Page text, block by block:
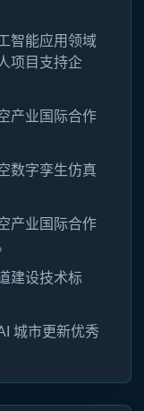
智能应用领域
项目支持企
产业国际合作
数字孪生仿真
产业国际合作
建设技术标
城市更新优秀